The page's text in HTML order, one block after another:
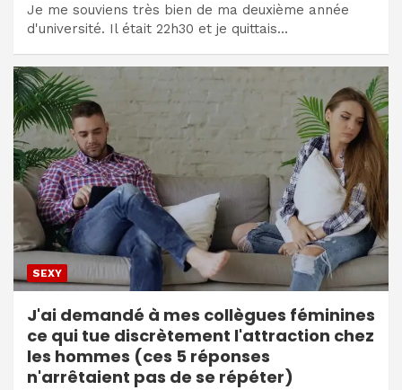
Je me souviens très bien de ma deuxième année
d'université. Il était 22h30 et je quittais…
SEXY
J'ai demandé à mes collègues féminines
ce qui tue discrètement l'attraction chez
les hommes (ces 5 réponses
n'arrêtaient pas de se répéter)